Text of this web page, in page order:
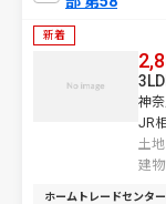
新着
神
JR
土地
建物
ホームトレードセンタ